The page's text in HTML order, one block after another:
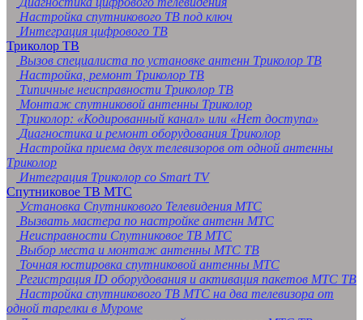
Настройка спутникового ТВ под ключ
Интеграция цифрового ТВ
Триколор ТВ
Вызов специалиста по установке антенн Триколор ТВ
Настройка, ремонт Триколор ТВ
Типичные неисправности Триколор ТВ
Монтаж спутниковой антенны Триколор
Триколор: «Кодированный канал» или «Нет доступа»
Диагностика и ремонт оборудования Триколор
Настройка приема двух телевизоров от одной антенны
Триколор
Интеграция Триколор со Smart TV
Спутниковое ТВ МТС
Установка Спутникового Телевидения МТС
Вызвать мастера по настройке антенн МТС
Неисправности Спутниковое ТВ МТС
Выбор места и монтаж антенны МТС ТВ
Точная юстировка спутниковой антенны МТС
Регистрация ID оборудования и активация пакетов МТС ТВ
Настройка спутникового ТВ МТС на два телевизора от
одной тарелки в Муроме